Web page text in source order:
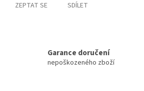
ZEPTAT SE SDÍLET
Garance doručení
nepoškozeného zboží